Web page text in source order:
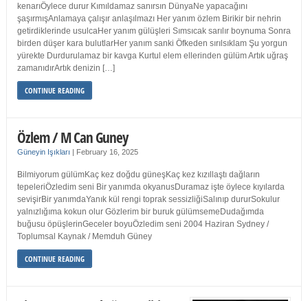
kenarıÖylece durur Kımıldamaz sanırsın DünyaNe yapacağını
şaşırmışAnlamaya çalışır anlaşılmazı Her yanım özlem Birikir bir nehrin
getirdiklerinde usulcaHer yanım gülüşleri Sımsıcak sarılır boynuma Sonra
birden düşer kara bulutlarHer yanım sanki Öfkeden sırılsıklam Şu yorgun
yürekte Durdurulamaz bir kavga Kurtul elem ellerinden gülüm Artık uğraş
zamanıdırArtık denizin […]
CONTINUE READING
Özlem / M Can Guney
Güneyin Işıkları | February 16, 2025
Bilmiyorum gülümKaç kez doğdu güneşKaç kez kızıllaştı dağların
tepeleriÖzledim seni Bir yanımda okyanusDuramaz işte öylece kıyılarda
sevişirBir yanımdaYanık kül rengi toprak sessizliğiSalınıp dururSokulur
yalnızlığıma kokun olur Gözlerim bir buruk gülümsemeDudağımda
buğusu öpüşlerinGeceler boyuÖzledim seni 2004 Haziran Sydney /
Toplumsal Kaynak / Memduh Güney
CONTINUE READING